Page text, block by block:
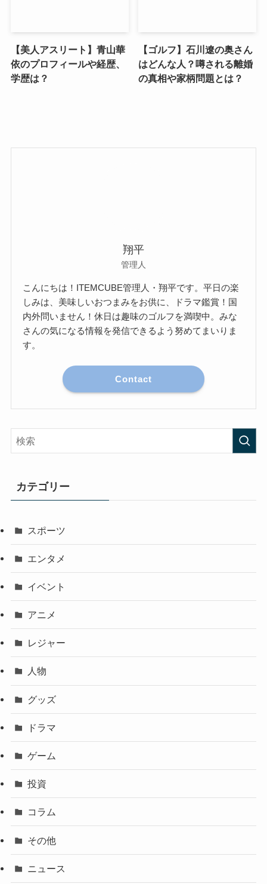
【美人アスリート】青山華
依のプロフィールや経歴、
学歴は？
【ゴルフ】石川遼の奥さん
はどんな人？噂される離婚
の真相や家柄問題とは？
翔平
管理人
こんにちは！ITEMCUBE管理人・翔平です。平日の楽
しみは、美味しいおつまみをお供に、ドラマ鑑賞！国
内外問いません！休日は趣味のゴルフを満喫中。みな
さんの気になる情報を発信できるよう努めてまいりま
す。
Contact
カテゴリー
スポーツ
エンタメ
イベント
アニメ
レジャー
人物
グッズ
ドラマ
ゲーム
投資
コラム
その他
ニュース